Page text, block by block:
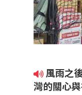
風雨之
灣的關心